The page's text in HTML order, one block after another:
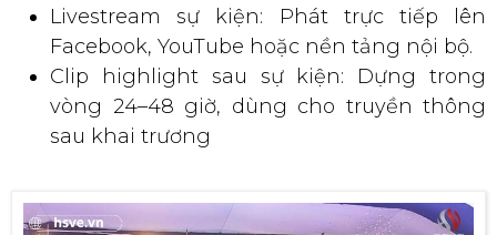
Livestream sự kiện: Phát trực tiếp lên
Facebook, YouTube hoặc nền tảng nội bộ.
Clip highlight sau sự kiện: Dựng trong
vòng 24–48 giờ, dùng cho truyền thông
sau khai trương